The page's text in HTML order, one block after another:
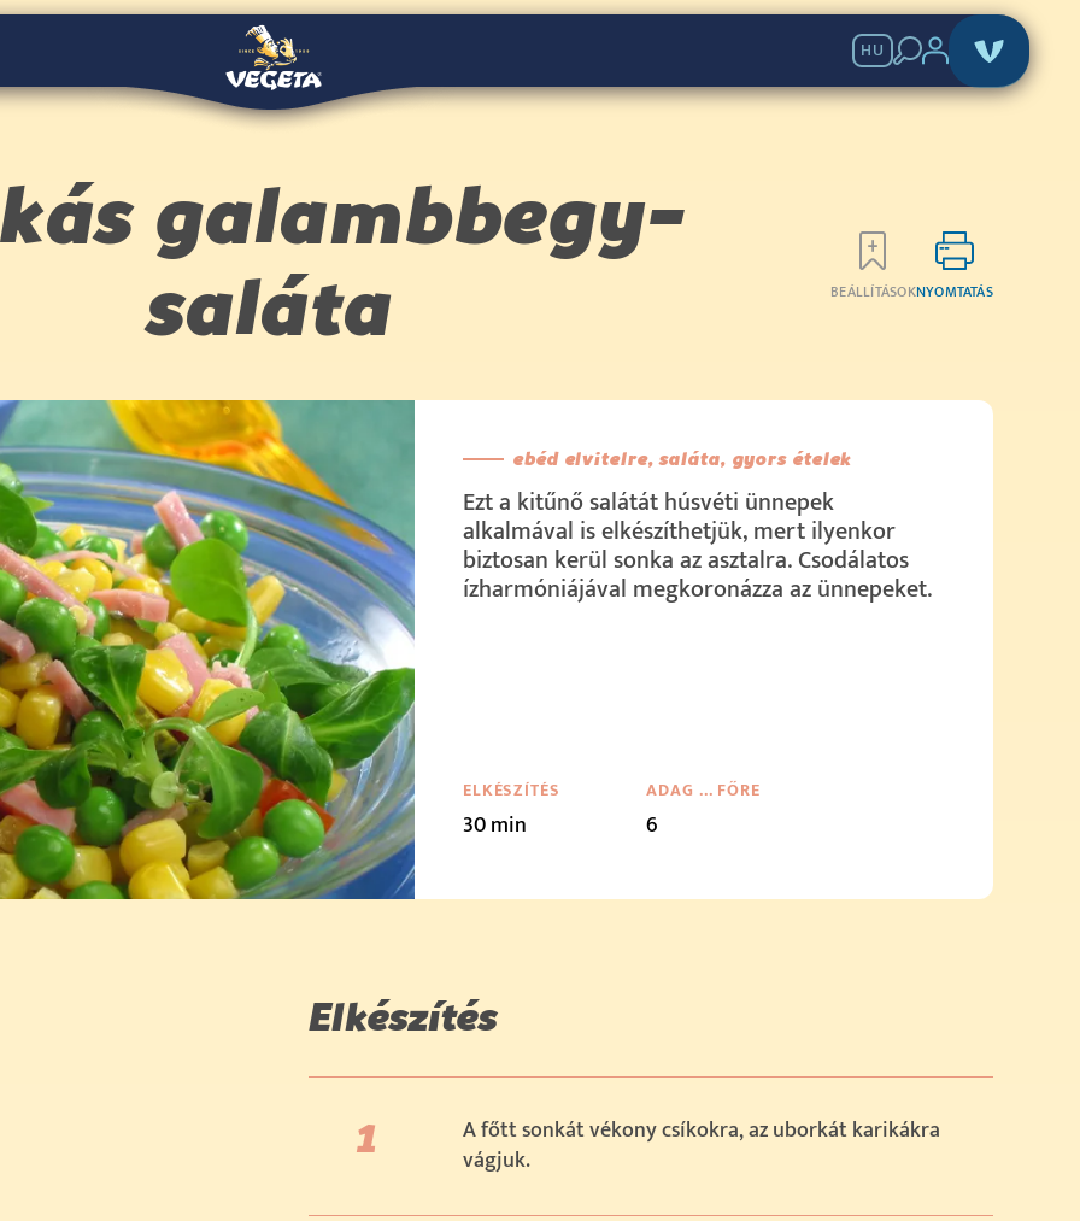
HU
galambbegy-
saláta
BEÁLLÍTÁSOKNYOMTATÁS
ebéd elvitelre, saláta, gyors ételek
Ezt a kitűnő salátát húsvéti ünnepek
alkalmával is elkészíthetjük, mert ilyenkor
biztosan kerül sonka az asztalra. Csodálatos
ízharmóniájával megkoronázza az ünnepeket.
ELKÉSZÍTÉS
30 min
ADAG … FŐRE
6
Elkészítés
A főtt sonkát vékony csíkokra, az uborkát karikákra
vágjuk.